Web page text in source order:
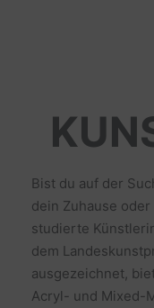
Bist du auf der
dein Zuhause
studierte
dem
ausgezeichnet,
Acryl- und Mixed-